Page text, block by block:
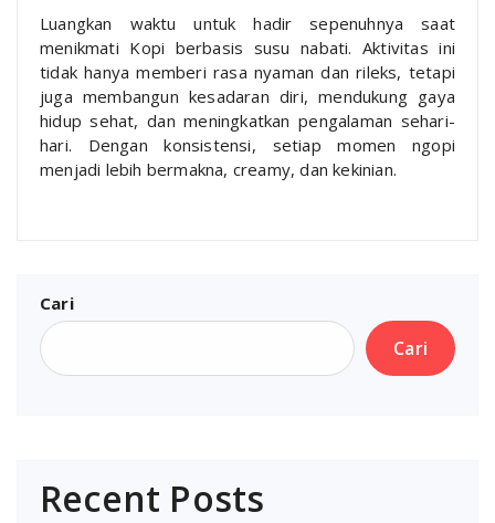
Luangkan waktu untuk hadir sepenuhnya saat
menikmati Kopi berbasis susu nabati. Aktivitas ini
tidak hanya memberi rasa nyaman dan rileks, tetapi
juga membangun kesadaran diri, mendukung gaya
hidup sehat, dan meningkatkan pengalaman sehari-
hari. Dengan konsistensi, setiap momen ngopi
menjadi lebih bermakna, creamy, dan kekinian.
Cari
Cari
Recent Posts